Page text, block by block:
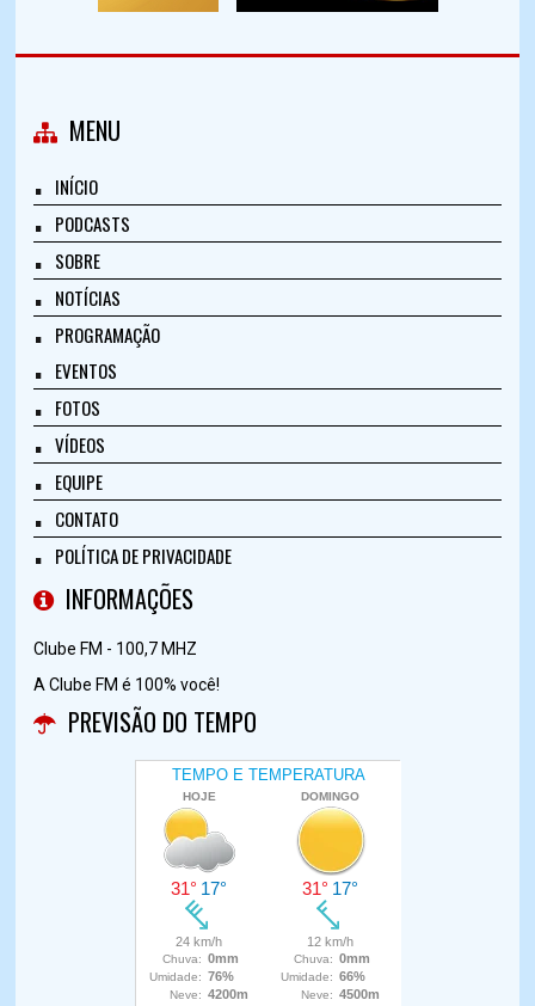
MENU
INÍCIO
PODCASTS
SOBRE
NOTÍCIAS
PROGRAMAÇÃO
EVENTOS
FOTOS
VÍDEOS
EQUIPE
CONTATO
POLÍTICA DE PRIVACIDADE
INFORMAÇÕES
Clube FM - 100,7 MHZ
A Clube FM é 100% você!
PREVISÃO DO TEMPO